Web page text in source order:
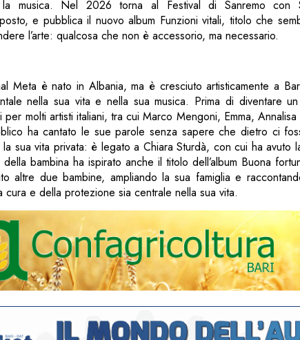
musica. Nel 2026 torna al Festival di Sanremo con
e pubblica il nuovo album Funzioni vitali, titolo che
l’arte: qualcosa che non è accessorio, ma necessario.
Meta è nato in Albania, ma è cresciuto artisticamente a
nella sua vita e nella sua musica. Prima di diventare
molti artisti italiani, tra cui Marco Mengoni, Emma,
ha cantato le sue parole senza sapere che dietro ci
la sua vita privata: è legato a Chiara Sturdà, con cui ha avuto
bambina ha ispirato anche il titolo dell’album Buona
altre due bambine, ampliando la sua famiglia e
cura e della protezione sia centrale nella sua vita.